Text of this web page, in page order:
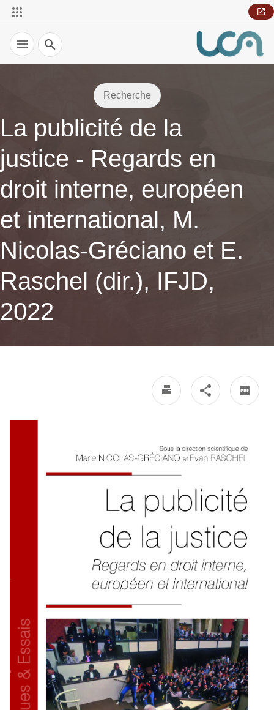
Recherche
Recherche
La publicité de la
justice - Regards en
droit interne, européen
et international, M.
Nicolas-Gréciano et E.
Raschel (dir.), IFJD,
2022